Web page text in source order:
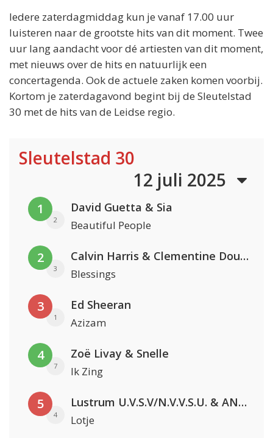
Iedere zaterdagmiddag kun je vanaf 17.00 uur
luisteren naar de grootste hits van dit moment. Twee
uur lang aandacht voor dé artiesten van dit moment,
met nieuws over de hits en natuurlijk een
concertagenda. Ook de actuele zaken komen voorbij.
Kortom je zaterdagavond begint bij de Sleutelstad
30 met de hits van de Leidse regio.
Sleutelstad 30
12 juli 2025
1
2
David Guetta & Sia
Beautiful People
2
3
Calvin Harris & Clementine Douglas
Blessings
3
1
Ed Sheeran
Azizam
4
7
Zoë Livay & Snelle
Ik Zing
5
4
Lustrum U.V.S.V/N.V.V.S.U. & ANNO ONS & Jopke van Dobbenburgh & Roeland Beelen
Lotje